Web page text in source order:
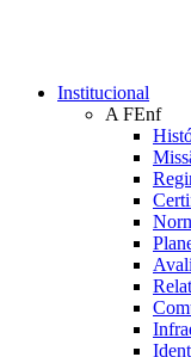
Institucional
A FEnf